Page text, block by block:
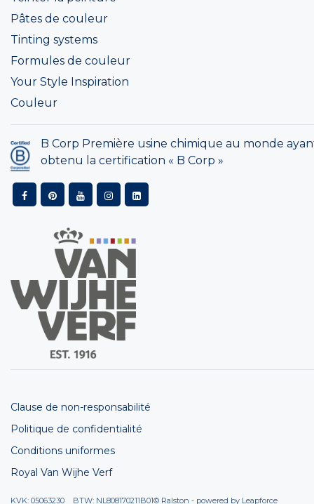
Pâtes de couleur
Tinting systems
Formules de couleur
Your Style Inspiration
Couleur
B Corp Première usine chimique au monde
obtenu la certification « B Corp »
Clause de non-responsabilité
Politique de confidentialité
Conditions uniformes
Royal Van Wijhe Verf
KVK: 05063230 BTW: NL808170211B01© Ralston - powered by Leapforce